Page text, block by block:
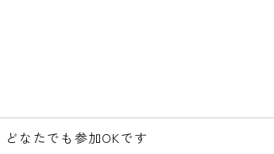
どなたでも参加OKです